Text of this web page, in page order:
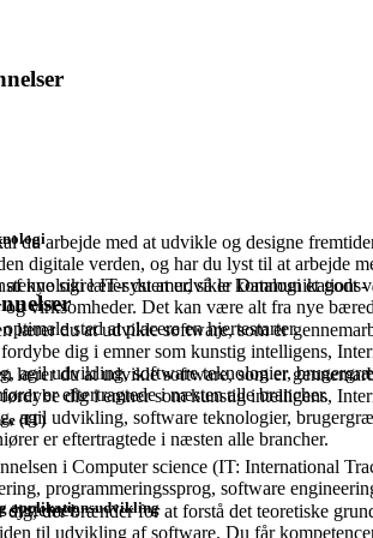
du arbejde med at udvikle og designe
digitale verden, og har du lyst til at arbejde
nye sikre IT-systemer, så er Datalogi et godt
lærer du at udvikle
og virksomheder. Det kan være alt fra nye
sted at placere en hjertestarter.
lærer du at udvikle software, som er
dig i emner som kunstig intelligens,
agil udvikling, software teknologier,
er eftertragtede i næsten alle brancher.
lærer du at udvikle software, som er
dig i emner som kunstig intelligens,
agil udvikling, software teknologier,
er eftertragtede i næsten alle brancher.
(IT)
i Computer science (IT: International
programmeringssprog, software
systemer.
dig, der brænder for at forstå det teoretiske
til udvikling af software. Du får
applikations­udvikling